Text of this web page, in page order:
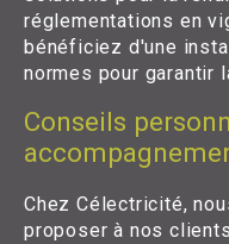
réglementations en
bénéficiez d'une
normes pour garantir
Conseils
Chez Célectricité,
proposer à nos